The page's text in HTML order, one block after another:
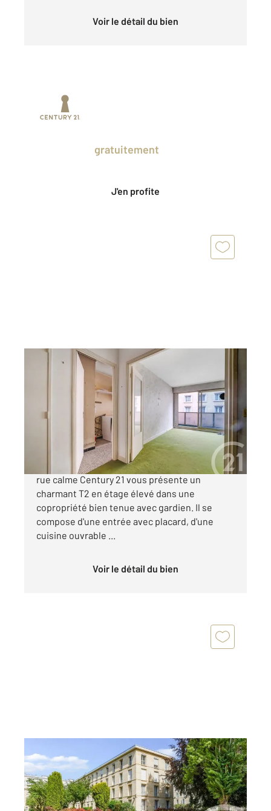
Voir le détail du bien
gratuitement
J'en profite
PARIS 75015
, 2 pièces
Appartement F2 à vendre
335 000 €
A deux pas du Parc Des Expositions, dans une
rue calme Century 21 vous présente un
charmant T2 en étage élevé dans une
copropriété bien tenue avec gardien. Il se
compose d'une entrée avec placard, d'une
cuisine ouvrable ...
Voir le détail du bien
MONTROUGE 92
67,80 m2
, 4 pièces
Ref : 11997
Appartement F3 à vendre